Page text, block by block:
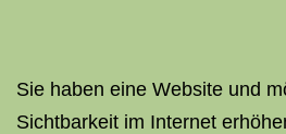
Sie haben eine Website und
Sichtbarkeit im Internet